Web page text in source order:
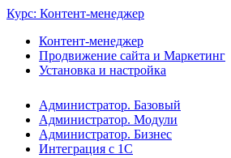
Курс: Контент-менеджер
Контент-менеджер
Продвижение сайта и Маркетинг
Установка и настройка
Администратор. Базовый
Администратор. Модули
Администратор. Бизнес
Интеграция с 1С